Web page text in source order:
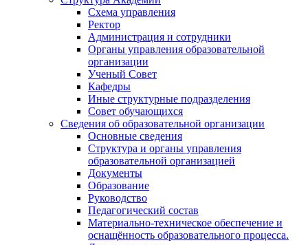
Схема управления
Ректор
Администрация и сотрудники
Органы управления образовательной
организации
Ученый Совет
Кафедры
Иные структурные подразделения
Совет обучающихся
Сведения об образовательной организации
Основные сведения
Структура и органы управления
образовательной организацией
Документы
Образование
Руководство
Педагогический состав
Материально-техническое обеспечение и
оснащённость образовательного процесса.